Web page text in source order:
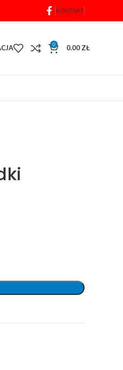
KONTAKT
0 0.00 ZŁ